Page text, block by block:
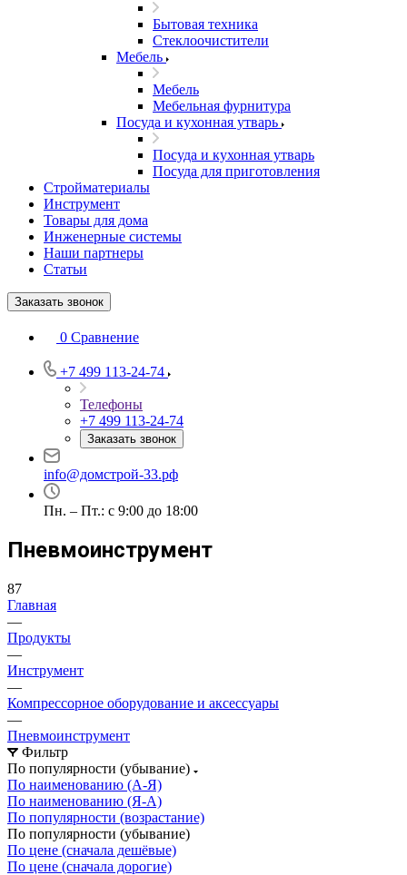
Бытовая техника
Стеклоочистители
Мебель
Мебель
Мебельная фурнитура
Посуда и кухонная утварь
Посуда и кухонная утварь
Посуда для приготовления
Стройматериалы
Инструмент
Товары для дома
Инженерные системы
Наши партнеры
Статьи
Заказать звонок
0 Сравнение
+7 499 113-24-74
Телефоны
+7 499 113-24-74
Заказать звонок
info@домстрой-33.рф
Пн. – Пт.: с 9:00 до 18:00
Пневмоинструмент
87
Главная
—
Продукты
—
Инструмент
—
Компрессорное оборудование и аксессуары
—
Пневмоинструмент
Фильтр
По популярности (убывание)
По наименованию (А-Я)
По наименованию (Я-А)
По популярности (возрастание)
По популярности (убывание)
По цене (сначала дешёвые)
По цене (сначала дорогие)